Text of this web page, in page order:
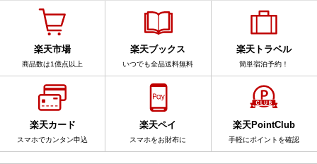
楽天市場
商品数は1億点以上
楽天ブックス
いつでも全品送料無料
楽天トラベル
簡単宿泊予約！
楽天カード
スマホでカンタン申込
楽天ペイ
スマホをお財布に
楽天PointClub
手軽にポイントを確認